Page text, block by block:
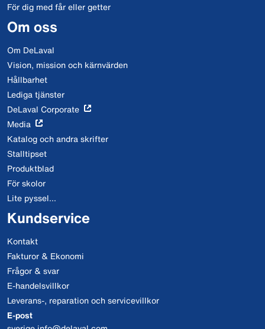
För dig med får eller getter
Om oss
Om DeLaval
Vision, mission och kärnvärden
Hållbarhet
Lediga tjänster
DeLaval Corporate
Media
Katalog och andra skrifter
Stalltipset
Produktblad
För skolor
Lite pyssel...
Kundservice
Kontakt
Fakturor & Ekonomi
Frågor & svar
E-handelsvillkor
Leverans-, reparation och servicevillkor
E-post